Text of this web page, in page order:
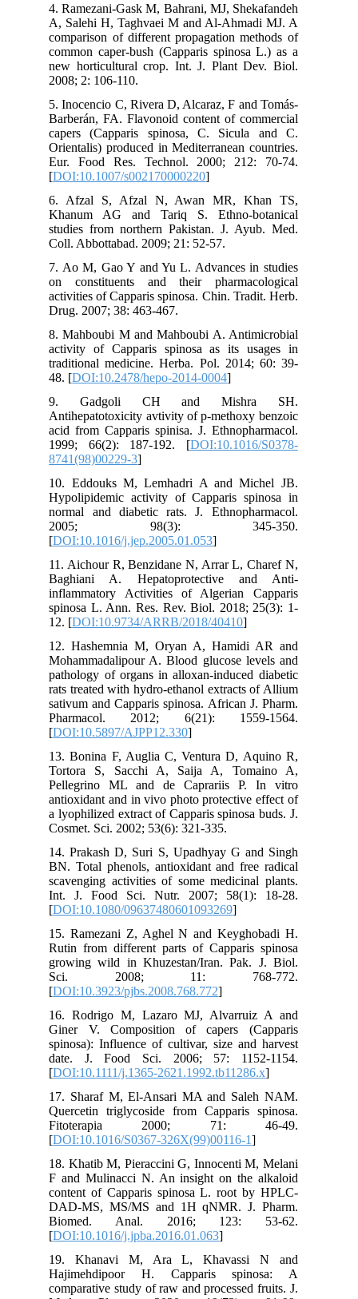
4. Ramezani-Gask M, Bahrani, MJ, Shekafandeh
A, Salehi H, Taghvaei M and Al-Ahmadi MJ. A
comparison of different propagation methods of
common caper-bush (Capparis spinosa L.) as a
new horticultural crop. Int. J. Plant Dev. Biol.
2008; 2: 106-110.
5. Inocencio C, Rivera D, Alcaraz, F and Tomás-
Barberán, FA. Flavonoid content of commercial
capers (Capparis spinosa, C. Sicula and C.
Orientalis) produced in Mediterranean countries.
Eur. Food Res. Technol. 2000; 212: 70-74.
[DOI:10.1007/s002170000220
6. Afzal S, Afzal N, Awan MR, Khan TS,
Khanum AG and Tariq S. Ethno-botanical
studies from northern Pakistan. J. Ayub. Med.
Coll. Abbottabad. 2009; 21: 52-57.
7. Ao M, Gao Y and Yu L. Advances in studies
on constituents and their pharmacological
activities of Capparis spinosa. Chin. Tradit. Herb.
Drug. 2007; 38: 463-467.
8. Mahboubi M and Mahboubi A. Antimicrobial
activity of Capparis spinosa as its usages in
traditional medicine. Herba. Pol. 2014; 60: 39-
48. [DOI:10.2478/hepo-2014-0004
9. Gadgoli CH and Mishra SH.
Antihepatotoxicity avtivity of p-methoxy benzoic
acid from Capparis spinisa. J. Ethnopharmacol.
1999; 66(2): 187-192. [DOI:10.1016/S0378-
8741(98)00229-3
10. Eddouks M, Lemhadri A and Michel JB.
Hypolipidemic activity of Capparis spinosa in
normal and diabetic rats. J. Ethnopharmacol.
2005; 98(3): 345-350.
[DOI:10.1016/j.jep.2005.01.053
11. Aichour R, Benzidane N, Arrar L, Charef N,
Baghiani A. Hepatoprotective and Anti-
inflammatory Activities of Algerian Capparis
spinosa L. Ann. Res. Rev. Biol. 2018; 25(3): 1-
12. [DOI:10.9734/ARRB/2018/40410
12. Hashemnia M, Oryan A, Hamidi AR and
Mohammadalipour A. Blood glucose levels and
pathology of organs in alloxan-induced diabetic
rats treated with hydro-ethanol extracts of Allium
sativum and Capparis spinosa. African J. Pharm.
Pharmacol. 2012; 6(21): 1559-1564.
[DOI:10.5897/AJPP12.330
13. Bonina F, Auglia C, Ventura D, Aquino R,
Tortora S, Sacchi A, Saija A, Tomaino A,
Pellegrino ML and de Caprariis P. In vitro
antioxidant and in vivo photo protective effect of
a lyophilized extract of Capparis spinosa buds. J.
Cosmet. Sci. 2002; 53(6): 321-335.
14. Prakash D, Suri S, Upadhyay G and Singh
BN. Total phenols, antioxidant and free radical
scavenging activities of some medicinal plants.
Int. J. Food Sci. Nutr. 2007; 58(1): 18-28.
[DOI:10.1080/09637480601093269
15. Ramezani Z, Aghel N and Keyghobadi H.
Rutin from different parts of Capparis spinosa
growing wild in Khuzestan/Iran. Pak. J. Biol.
Sci. 2008; 11: 768-772.
[DOI:10.3923/pjbs.2008.768.772
16. Rodrigo M, Lazaro MJ, Alvarruiz A and
Giner V. Composition of capers (Capparis
spinosa): Influence of cultivar, size and harvest
date. J. Food Sci. 2006; 57: 1152-1154.
[DOI:10.1111/j.1365-2621.1992.tb11286.x
17. Sharaf M, El-Ansari MA and Saleh NAM.
Quercetin triglycoside from Capparis spinosa.
Fitoterapia 2000; 71: 46-49.
[DOI:10.1016/S0367-326X(99)00116-1
18. Khatib M, Pieraccini G, Innocenti M, Melani
F and Mulinacci N. An insight on the alkaloid
content of Capparis spinosa L. root by HPLC-
DAD-MS, MS/MS and 1H qNMR. J. Pharm.
Biomed. Anal. 2016; 123: 53-62.
[DOI:10.1016/j.jpba.2016.01.063
19. Khanavi M, Ara L, Khavassi N and
Hajimehdipoor H. Capparis spinosa: A
comparative study of raw and processed fruits. J.